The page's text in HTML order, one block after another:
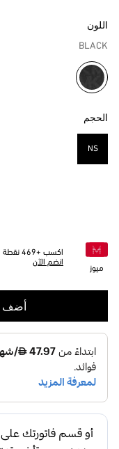
اللون
BLACK
مختار
الحجم
NS
ميوز
اكسب +469 نقطة
انضم الآن
أضف